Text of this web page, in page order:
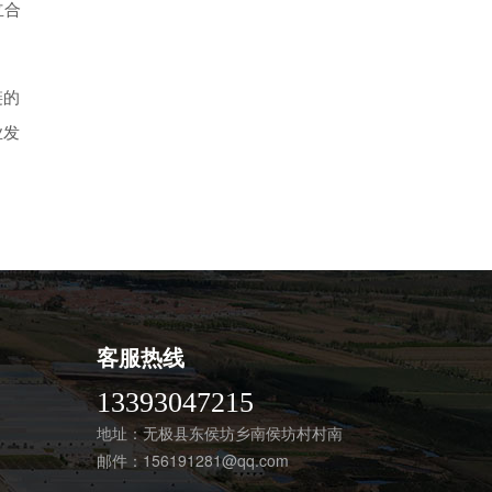
客服热线
13393047215
地址：无极县东侯坊乡南侯坊村村南
邮件： 156191281@qq.com